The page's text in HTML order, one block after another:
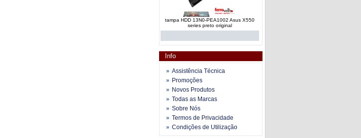
tampa HDD 13N0-PEA1002 Asus X550
series preto original
tampa ram AP073000400 Toshiba Satellite
L500-13W
Info
Assistência Técnica
Promoções
Novos Produtos
Todas as Marcas
Sobre Nós
Termos de Privacidade
Condições de Utilização